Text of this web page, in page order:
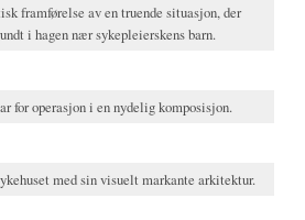
framførelse av en truende situasjon, der
i hagen nær sykepleierskens barn.
for operasjon i en nydelig komposisjon.
med sin visuelt markante arkitektur.